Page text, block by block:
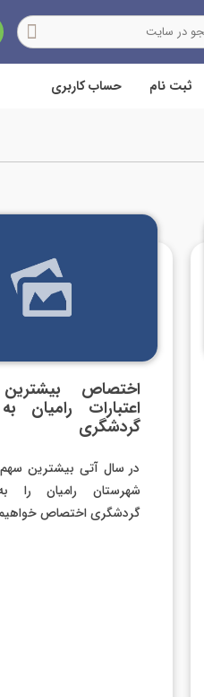
ثبت نام حساب کاربری
اختصاص
اعتبارات رامیان
گردشگری
در سال آتی بیشترین سهم
شهرستان رامیان را
گردشگری اختصاص